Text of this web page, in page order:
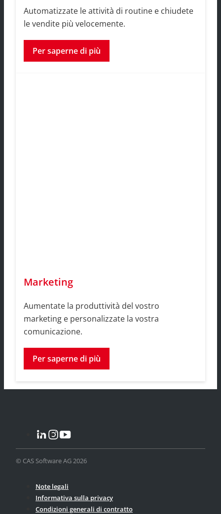
Automatizzate le attività di routine e chiudete
le vendite più velocemente.
Per saperne di più
Marketing
Aumentate la produttività del vostro
marketing e personalizzate la vostra
comunicazione.
Per saperne di più
© CAS Software AG 2026
Note legali
Informativa sulla privacy
Condizioni generali di contratto